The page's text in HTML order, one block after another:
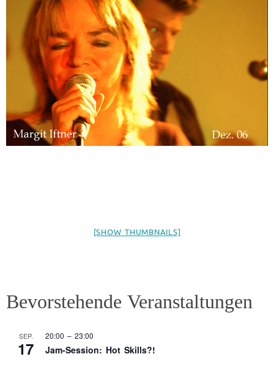
[SHOW THUMBNAILS]
Bevorstehende Veranstaltungen
SEP.
17
20:00 – 23:00
Jam-Session: Hot Skills?!